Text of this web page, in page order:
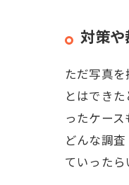
対策
ただ写真
とはでき
ったケー
どんな調
ていったら